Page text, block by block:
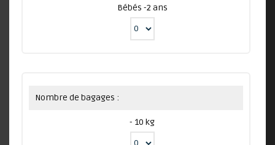
Bébés -2 ans
Nombre de bagages :
- 10 kg